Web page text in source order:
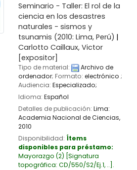
Seminario - Taller: El rol de la
ciencia en los desastres
naturales - sismos y
tsunamis (2010: Lima, Perú)
Carlotto Caillaux, Victor
[expositor]
Tipo de material:
Archivo de
ordenador; Formato: electrónico ;
Audiencia: Especializado;
Idioma: Español
Detalles de publicación: Lima:
Academia Nacional de Ciencias,
2010
Disponibilidad: Ítems
disponibles para préstamo:
Mayorazgo (2) Signatura
topográfica: CD/550/S2/Ej.1, .. .